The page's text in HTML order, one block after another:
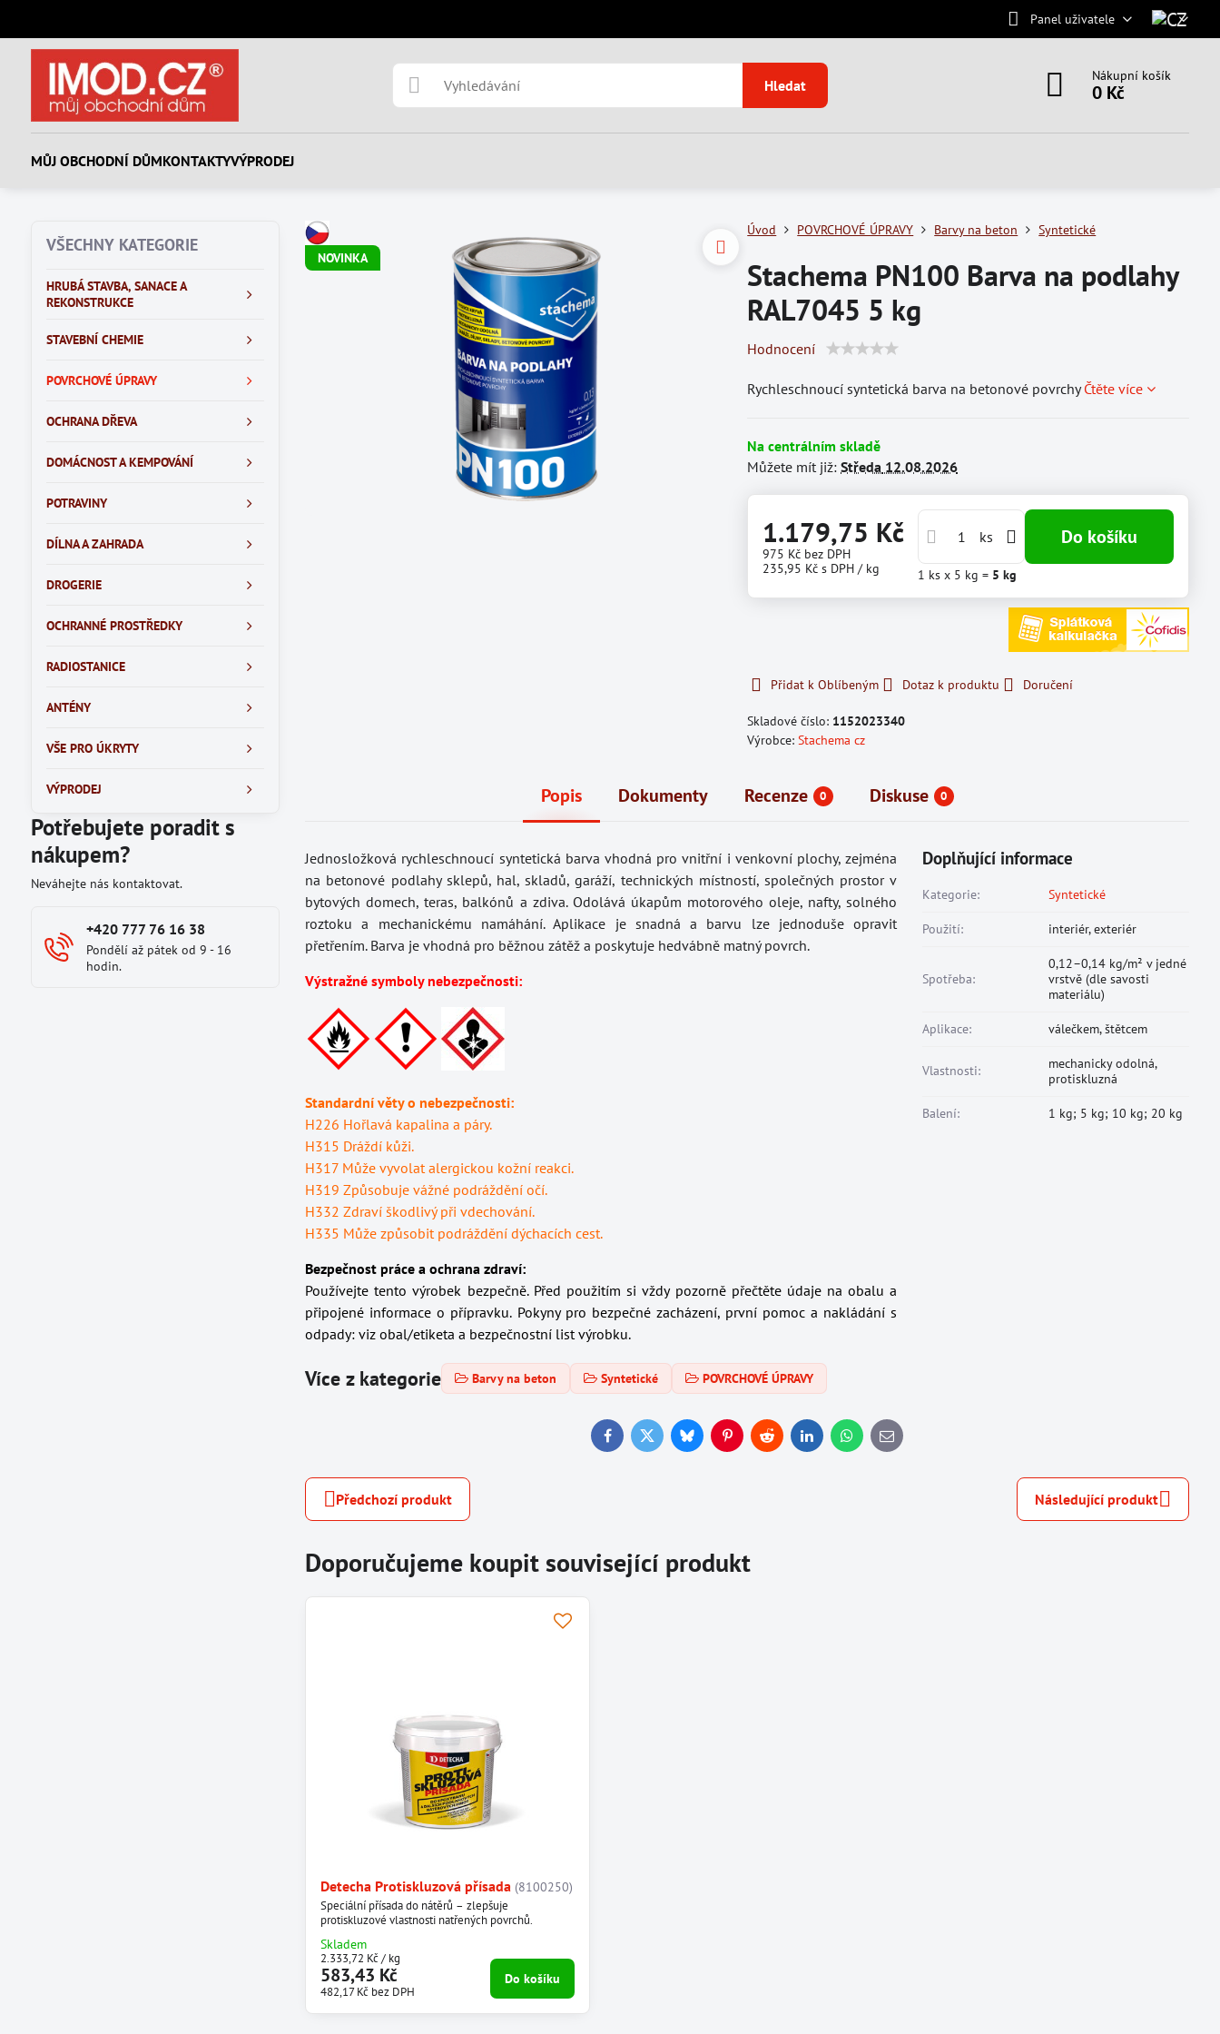
Panel uživatele
Hledat
Nákupní košík
0 Kč
MŮJ OBCHODNÍ DŮMKONTAKTYVÝPRODEJ
NOVINKA
Úvod POVRCHOVÉ ÚPRAVY Barvy na beton Syntetické
Stachema PN100 Barva na podlahy
RAL7045 5 kg
Hodnocení
Rychleschnoucí syntetická barva na betonové povrchyČtěte více
Na centrálním skladě
Můžete mít již:Středa 12.08.2026
1.179,75 Kč
975 Kč bez DPH
235,95 Kč s DPH / kg
ks Do košíku
1 ksx 5 kg = 5 kg
Přidat k Oblíbeným Dotaz k produktu Doručení
Skladové číslo: 1152023340
Výrobce:Stachema cz
Popis Dokumenty Recenze 0 Diskuse 0
Jednosložková rychleschnoucí syntetická barva vhodná pro vnitřní i venkovní plochy, zejména
na betonové podlahy sklepů, hal, skladů, garáží, technických místností, společných prostor v
bytových domech, teras, balkónů a zdiva. Odolává úkapům motorového oleje, nafty, solného
roztoku a mechanickému namáhání. Aplikace je snadná a barvu lze jednoduše opravit
přetřením. Barva je vhodná pro běžnou zátěž a poskytuje hedvábně matný povrch.
Výstražné symboly nebezpečnosti:
Standardní věty o nebezpečnosti:
H226 Hořlavá kapalina a páry.
H315 Dráždí kůži.
H317 Může vyvolat alergickou kožní reakci.
H319 Způsobuje vážné podráždění očí.
H332 Zdraví škodlivý při vdechování.
H335 Může způsobit podráždění dýchacích cest.
Bezpečnost práce a ochrana zdraví:
Používejte tento výrobek bezpečně. Před použitím si vždy pozorně přečtěte údaje na obalu a
připojené informace o přípravku. Pokyny pro bezpečné zacházení, první pomoc a nakládání s
odpady: viz obal/etiketa a bezpečnostní list výrobku.
Více z kategorie Barvy na beton Syntetické POVRCHOVÉ ÚPRAVY
Doplňující informace
Kategorie: Syntetické
Použití: interiér, exteriér
Spotřeba:
0,12–0,14 kg/m² v jedné
vrstvě (dle savosti
materiálu)
Aplikace: válečkem, štětcem
Vlastnosti:
mechanicky odolná,
protiskluzná
Balení: 1 kg; 5 kg; 10 kg; 20 kg
FacebookTwitterBlueskyPinterestRedditLinkedInWhatsApp
E-
mail
Předchozí produkt Následující produkt
Doporučujeme koupit související produkt
Detecha Protiskluzová přísada (8100250)
Speciální přísada do nátěrů – zlepšuje
protiskluzové vlastnosti natřených povrchů.
Skladem
583,43 Kč
482,17 Kč bez DPH
2.333,72 Kč/ kg
Do košíku
VŠECHNY KATEGORIE
HRUBÁ STAVBA, SANACE A
REKONSTRUKCE
STAVEBNÍ CHEMIE
POVRCHOVÉ ÚPRAVY
OCHRANA DŘEVA
DOMÁCNOST A KEMPOVÁNÍ
POTRAVINY
DÍLNA A ZAHRADA
DROGERIE
OCHRANNÉ PROSTŘEDKY
RADIOSTANICE
ANTÉNY
VŠE PRO ÚKRYTY
VÝPRODEJ
Potřebujete poradit s
nákupem?
Neváhejte nás kontaktovat.
+420 777 76 16 38
Pondělí až pátek od 9 - 16
hodin.